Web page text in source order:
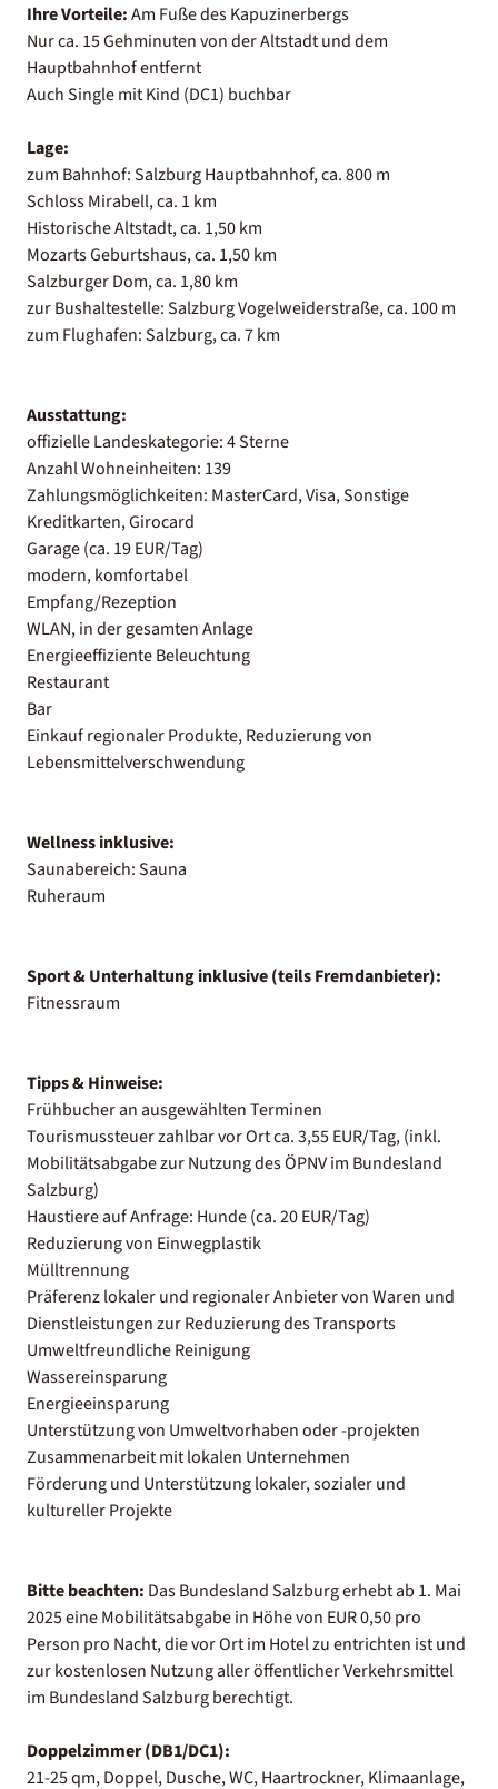
Ihre Vorteile:Am Fuße des Kapuzinerbergs
Nur ca. 15 Gehminuten von der Altstadt und dem
Hauptbahnhof entfernt
Auch Single mit Kind (DC1) buchbar
Lage:
zum Bahnhof: Salzburg Hauptbahnhof, ca. 800 m
Schloss Mirabell, ca. 1 km
Historische Altstadt, ca. 1,50 km
Mozarts Geburtshaus, ca. 1,50 km
Salzburger Dom, ca. 1,80 km
zur Bushaltestelle: Salzburg Vogelweiderstraße, ca. 100 m
zum Flughafen: Salzburg, ca. 7 km
Ausstattung:
offizielle Landeskategorie: 4 Sterne
Anzahl Wohneinheiten: 139
Zahlungsmöglichkeiten: MasterCard, Visa, Sonstige
Kreditkarten, Girocard
Garage (ca. 19 EUR/Tag)
modern, komfortabel
Empfang/Rezeption
WLAN, in der gesamten Anlage
Energieeffiziente Beleuchtung
Restaurant
Bar
Einkauf regionaler Produkte, Reduzierung von
Lebensmittelverschwendung
Wellness inklusive:
Saunabereich: Sauna
Ruheraum
Sport & Unterhaltung inklusive (teils Fremdanbieter):
Fitnessraum
Tipps & Hinweise:
Frühbucher an ausgewählten Terminen
Tourismussteuer zahlbar vor Ort ca. 3,55 EUR/Tag, (inkl.
Mobilitätsabgabe zur Nutzung des ÖPNV im Bundesland
Salzburg)
Haustiere auf Anfrage: Hunde (ca. 20 EUR/Tag)
Reduzierung von Einwegplastik
Mülltrennung
Präferenz lokaler und regionaler Anbieter von Waren und
Dienstleistungen zur Reduzierung des Transports
Umweltfreundliche Reinigung
Wassereinsparung
Energieeinsparung
Unterstützung von Umweltvorhaben oder -projekten
Zusammenarbeit mit lokalen Unternehmen
Förderung und Unterstützung lokaler, sozialer und
kultureller Projekte
Bitte beachten: Das Bundesland Salzburg erhebt ab 1. Mai
2025 eine Mobilitätsabgabe in Höhe von EUR 0,50 pro
Person pro Nacht, die vor Ort im Hotel zu entrichten ist und
zur kostenlosen Nutzung aller öffentlicher Verkehrsmittel
im Bundesland Salzburg berechtigt.
Doppelzimmer (DB1/DC1):
21-25 qm, Doppel, Dusche, WC, Haartrockner, Klimaanlage,